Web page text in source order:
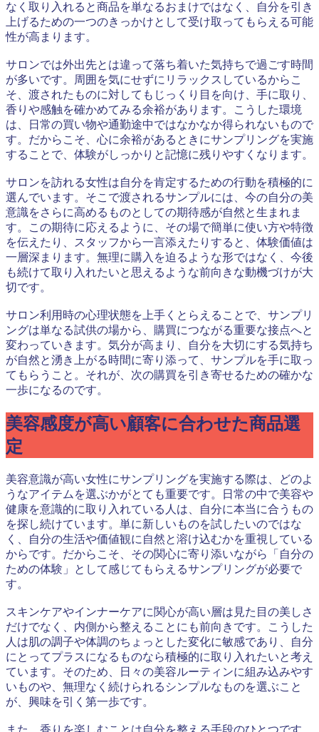
なく取り入れると商品を単なるおまけではなく、自分を引き
上げるための一つのきっかけとして受け取ってもらえる可能
性が高まります。
サロンでは外出先とは違って落ち着いた気持ちで過ごす時間
が多いです。周囲を気にせずにリラックスしているからこ
そ、渡されたものに対してもじっくり目を向け、手に取り、
香りや感触を確かめてみる余裕があります。こうした環境
は、日常の買い物や通勤途中ではなかなか得られないもので
す。だからこそ、心に余裕があるときにサンプリングを実施
することで、体験がしっかりと記憶に残りやすくなります。
サロンを訪れる女性は自分を肯定するための行動を積極的に
選んでいます。そこで渡されるサンプルには、今の自分の美
意識をさらに高めるものとしての期待感が自然と生まれま
す。この期待に応えるように、その場で簡単に使い方や特徴
を伝えたり、スタッフから一言添えたりすると、体験価値は
一層深まります。無理に購入を迫るような形ではなく、今後
も続けて取り入れたいと思えるような前向きな動機づけが大
切です。
サロン利用時の心理状態を上手くとらえることで、サンプリ
ングは単なる試供の場から、購買につながる重要な接点へと
変わっていきます。気分が高まり、自分を大切にする気持ち
が自然と湧き上がる時間に寄り添って、サンプルを手に取っ
てもらうこと。それが、次の購買を引き寄せるための確かな
一歩になるのです。
美容感度が高い顧客に合わせた商品選
定
美容意識が高い女性にサンプリングを実施する際は、どのよ
うなアイテムを選ぶかがとても重要です。日常の中で美容や
健康を意識的に取り入れている人は、自分に本当に合うもの
を探し続けています。単に新しいものを試したいのではな
く、自分の生活や価値観に自然と溶け込むかを重視している
からです。だからこそ、その関心に寄り添いながら「自分の
ための体験」として感じてもらえるサンプリングが必要で
す。
スキンケアやインナーケアに関心が高い層は見た目の美しさ
だけでなく、内側から整えることにも前向きです。こうした
人は肌の調子や体調のちょっとした変化に敏感であり、自分
にとってプラスになるものなら積極的に取り入れたいと考え
ています。そのため、日々の美容ルーティンに組み込みやす
いものや、無理なく続けられるシンプルなものを選ぶこと
が、興味を引く第一歩です。